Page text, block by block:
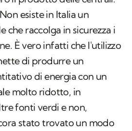
esiste in Italia un
che raccolga in sicurezza i
È vero infatti che l'utilizzo
di produrre un
di energia con un
molto ridotto, in
fonti verdi e non,
stato trovato un modo